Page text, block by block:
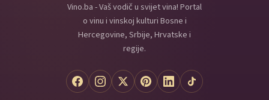
Vino.ba - Vaš vodič u svijet vina! Portal
o vinu i vinskoj kulturi Bosne i
Hercegovine, Srbije, Hrvatske i
regije.